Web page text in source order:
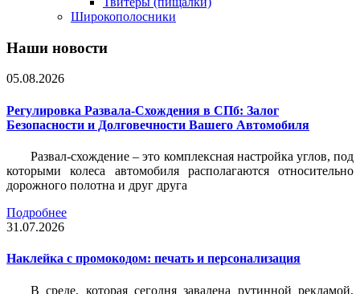
Широкополосники
Наши новости
05.08.2026
Регулировка Развала-Схождения в СПб: Залог
Безопасности и Долговечности Вашего Автомобиля
Развал-схождение – это комплексная настройка углов, под
которыми колеса автомобиля располагаются относительно
дорожного полотна и друг друга
Подробнее
31.07.2026
Наклейка c промокодом: печать и персонализация
В среде, которая сегодня завалена рутинной рекламой,